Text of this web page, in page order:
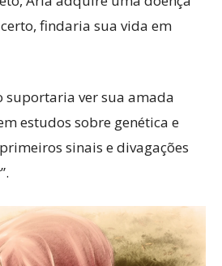
findaria sua vida em
suportaria ver sua amada
estudos sobre genética e
sinais e divagações